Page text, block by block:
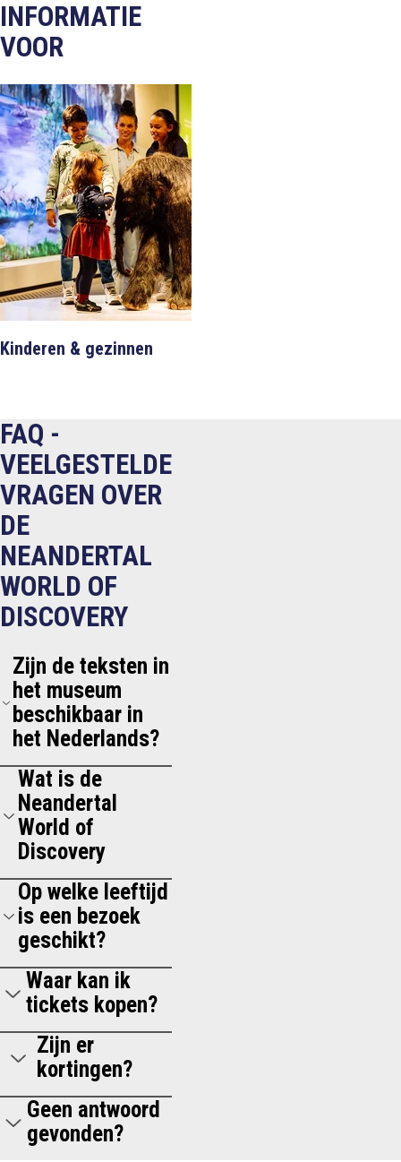
INFORMATIE
VOOR
Kinderen & gezinnen
FAQ -
VEELGESTELDE
VRAGEN OVER
DE
NEANDERTAL
WORLD OF
DISCOVERY
Zijn de teksten in
het museum
beschikbaar in
het Nederlands?
Wat is de
Neandertal
World of
Discovery
Op welke leeftijd
is een bezoek
geschikt?
Waar kan ik
tickets kopen?
Zijn er
kortingen?
Geen antwoord
gevonden?